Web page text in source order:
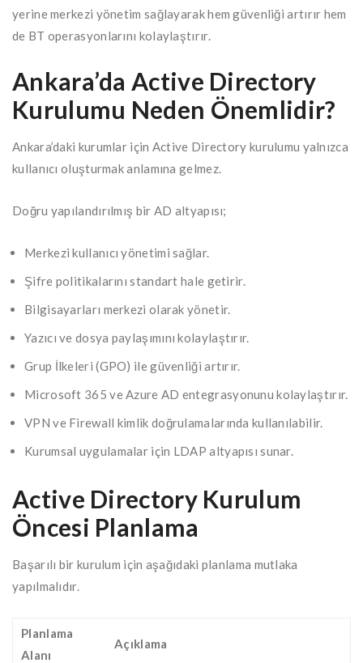
yerine merkezi yönetim sağlayarak hem güvenliği artırır hem
de BT operasyonlarını kolaylaştırır.
Ankara’da Active Directory
Kurulumu Neden Önemlidir?
Ankara’daki kurumlar için Active Directory kurulumu yalnızca
kullanıcı oluşturmak anlamına gelmez.
Doğru yapılandırılmış bir AD altyapısı;
Merkezi kullanıcı yönetimi sağlar.
Şifre politikalarını standart hale getirir.
Bilgisayarları merkezi olarak yönetir.
Yazıcı ve dosya paylaşımını kolaylaştırır.
Grup İlkeleri (GPO) ile güvenliği artırır.
Microsoft 365 ve Azure AD entegrasyonunu kolaylaştırır.
VPN ve Firewall kimlik doğrulamalarında kullanılabilir.
Kurumsal uygulamalar için LDAP altyapısı sunar.
Active Directory Kurulum
Öncesi Planlama
Başarılı bir kurulum için aşağıdaki planlama mutlaka
yapılmalıdır.
Planlama
Alanı
Açıklama